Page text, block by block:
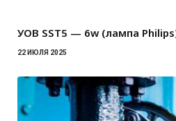
УОВ SST5 — 6w (лампа
22 ИЮЛЯ 2025